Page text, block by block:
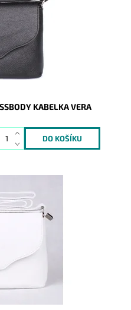
KABELKA VERA
značky Vera Pelle v
a zip.